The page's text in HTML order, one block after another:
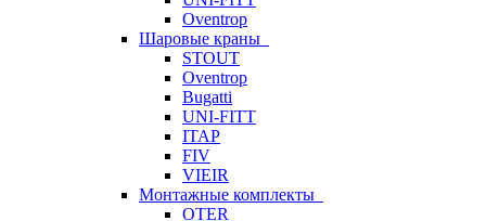
Oventrop
Шаровые краны
STOUT
Oventrop
Bugatti
UNI-FITT
ITAP
FIV
VIEIR
Монтажные комплекты
OTER